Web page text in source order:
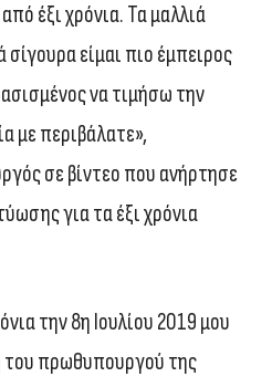
έξι χρόνια. Τα μαλλιά
είμαι πιο έμπειρος
να τιμήσω την
με περιβάλατε»,
σε βίντεο που ανήρτησε
για τα έξι χρόνια
την 8η Ιουλίου 2019 μου
του πρωθυπουργού της